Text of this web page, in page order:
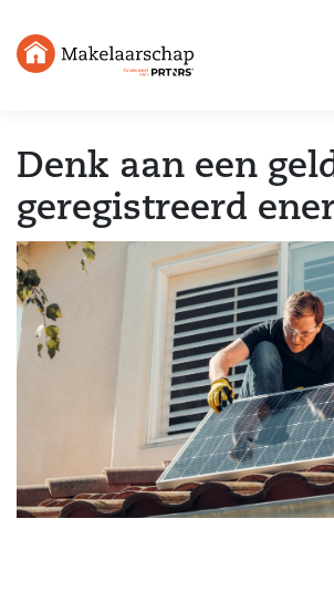
Denk aan een
geregistreerd